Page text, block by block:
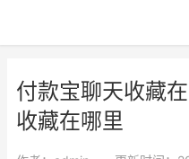
付款宝聊天收藏
收藏在哪里